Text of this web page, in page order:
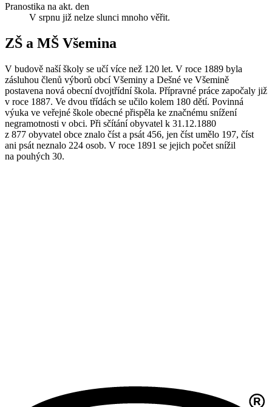
Pranostika na akt. den
V srpnu již nelze slunci mnoho věřit.
ZŠ a MŠ Všemina
V budově naší školy se učí více než 120 let. V roce 1889 byla
zásluhou členů výborů obcí Všeminy a Dešné ve Všemině
postavena nová obecní dvojtřídní škola. Přípravné práce započaly již
v roce 1887. Ve dvou třídách se učilo kolem 180 dětí. Povinná
výuka ve veřejné škole obecné přispěla ke značnému snížení
negramotnosti v obci. Při sčítání obyvatel k 31.12.1880
z 877 obyvatel obce znalo číst a psát 456, jen číst umělo 197, číst
ani psát neznalo 224 osob. V roce 1891 se jejich počet snížil
na pouhých 30.